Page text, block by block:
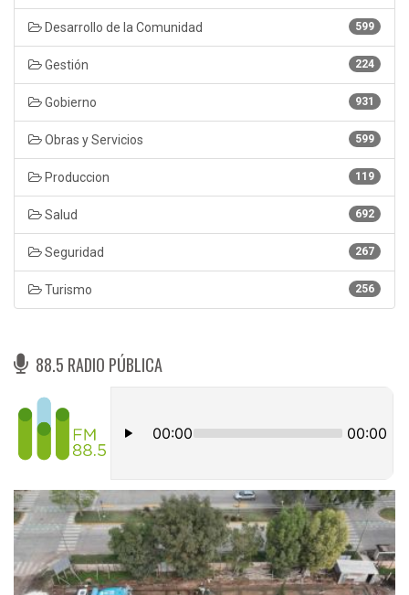
599
Desarrollo de la Comunidad
224
Gestión
931
Gobierno
599
Obras y Servicios
119
Produccion
692
Salud
267
Seguridad
256
Turismo
88.5 RADIO PÚBLICA